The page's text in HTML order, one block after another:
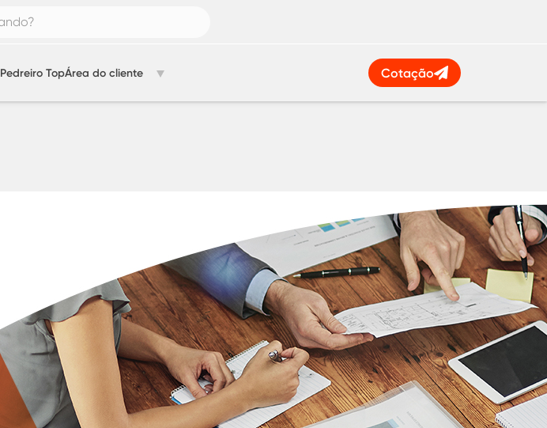
Pedreiro TopÁrea do cliente Cotação